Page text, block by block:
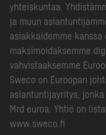
yhteiskuntaa.
ja muun
asiakkaidemme kanssa
maksimoidaksemme
vahvistaaksemme
Sweco on Euroopan
asiantuntijayritys,
Mrd euroa. Yhtiö on
www.sweco.fi